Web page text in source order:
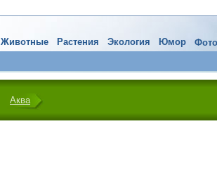
Животные Растения Экология Юмор
Аква